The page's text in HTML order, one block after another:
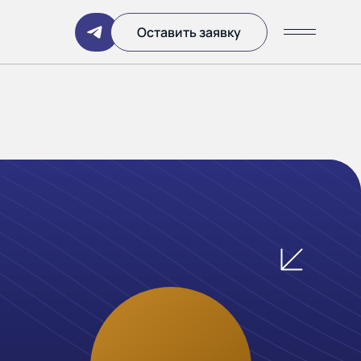
Написать
Оставить заявку